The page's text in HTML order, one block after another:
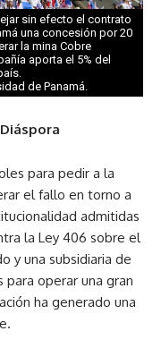
sin efecto el contrato
una concesión por 20
la mina Cobre
aporta el 5% del
de Panamá.
para pedir a la
el fallo en torno a
admitidas
la Ley 406 sobre el
y una subsidiaria de
para operar una gran
ha generado una